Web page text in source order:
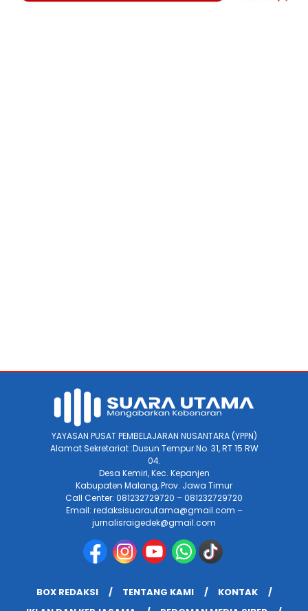
YAYASAN PUSAT PEMBELAJARAN NUSANTARA (YPPN)
Alamat Sekretariat :Dusun Tempur No. 31, RT 15 RW
04.
Desa Kemiri, Kec. Kepanjen
Kabupaten Malang, Prov. Jawa Timur
Call Center: 081232729720 – 081232729720
Email: redaksisuarautama@gmail.com –
jurnalisraigedek@gmail.com
BOX REDAKSI TENTANG KAMI
KONTAK